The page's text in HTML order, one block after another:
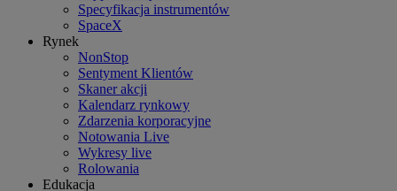
Specyfikacja instrumentów
SpaceX
Rynek
NonStop
Sentyment Klientów
Skaner akcji
Kalendarz rynkowy
Zdarzenia korporacyjne
Notowania Live
Wykresy live
Rolowania
Edukacja